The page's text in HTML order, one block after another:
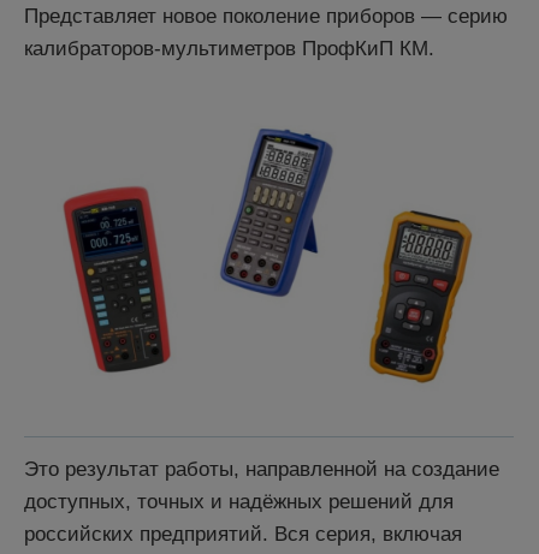
Представляет новое поколение приборов — серию
калибраторов-мультиметров ПрофКиП КМ.
Это результат работы, направленной на создание
доступных, точных и надёжных решений для
российских предприятий. Вся серия, включая